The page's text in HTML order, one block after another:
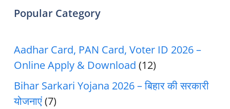
Popular Category
Aadhar Card, PAN Card, Voter ID 2026 –
Online Apply & Download (12)
Bihar Sarkari Yojana 2026 – बिहार की सरकारी
योजनाएं(7)